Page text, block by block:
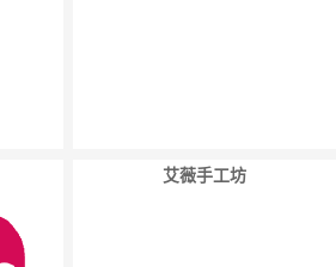
艾薇手工坊